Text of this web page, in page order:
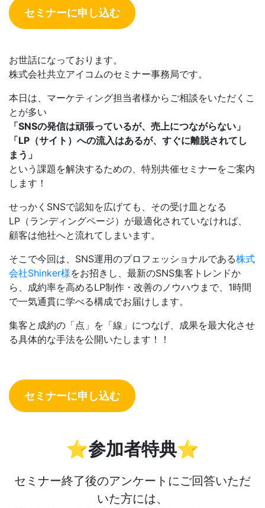
セミナーに申し込む
お世話になっております。
株式会社共立アイコムのセミナー事務局です。
本日は、マーケティング担当者様からご相談をいただくこ
とが多い
「SNSの発信は頑張っているが、売上につながらない」
「LP（サイト）への流入はあるが、すぐに離脱されてし
まう」
という課題を解決するための、特別共催セミナーをご案内
します！
せっかくSNSで認知を広げても、その受け皿となる
LP（ランディングページ）が最適化されていなければ、
顧客は他社へと流れてしまいます。
そこで今回は、SNS運用のプロフェッショナルである株式
会社Shinker様をお招きし、最新のSNS集客トレンドか
ら、成約率を高めるLP制作・改善のノウハウまで、1時間
で一気通貫に学べる構成でお届けします。
集客と成約の「点」を「線」につなげ、成果を最大化させ
る具体的な手法を公開いたします！！
セミナーに申し込む
⭐️参加者特典⭐️
セミナー終了後のアンケートにご回答いただ
いた方には、